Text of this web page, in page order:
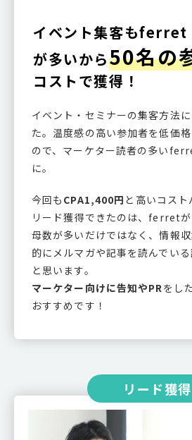
イベント集客もferret
が多いから50名の
コストで獲得！
イベント・セミナーの集客方法
た。温度感の高い参加者を低価
ので、マーケター読者の多い
に。
今回も CPA1,400円 と高いコス
リード獲得できたのは、ferret
母数が多いだけではなく、情報
的にメルマガや記事を読んでい
と思います。
マーケター向けに告知やPRをし
おすすめです！
リード獲得